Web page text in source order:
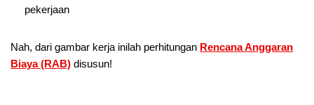
pekerjaan
Nah, dari gambar kerja inilah perhitungan Rencana Anggaran
Biaya (RAB) disusun!